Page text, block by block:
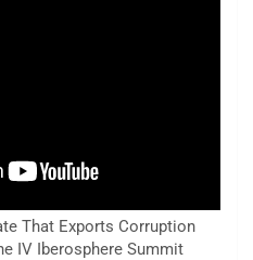
That Exports Corruption
IV Iberosphere Summit